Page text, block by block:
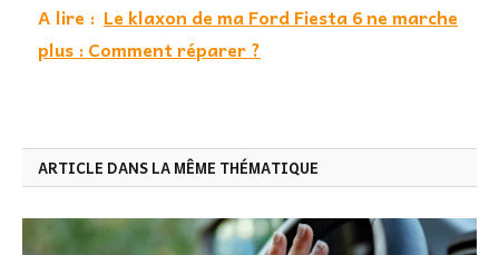
A lire : Le klaxon de ma Ford Fiesta 6 ne marche
plus : Comment réparer ?
ARTICLE DANS LA MÊME THÉMATIQUE